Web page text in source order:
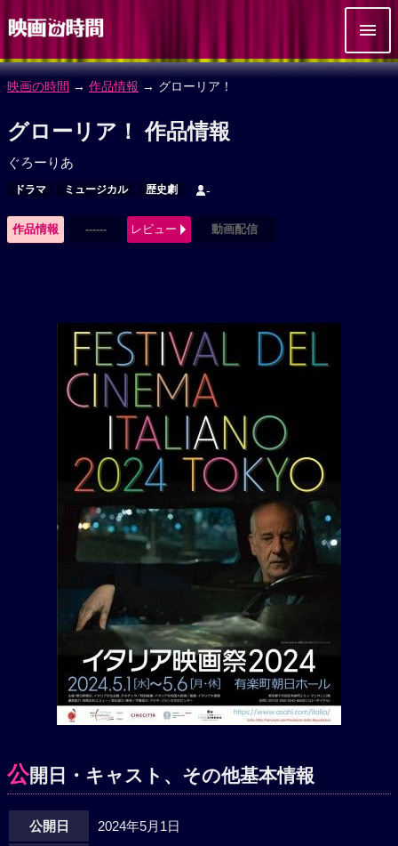
映画の時間 → 作品情報 → グローリア！
グローリア！ 作品情報
ぐろーりあ
ドラマ ミュージカル 歴史劇 -
作品情報 ------ レビュー 動画配信
公開日・キャスト、その他基本情報
公開日 2024年5月1日